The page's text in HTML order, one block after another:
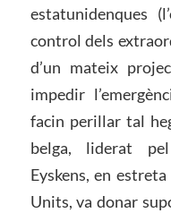
estatunidenques
control dels
d’un mateix
impedir
facin perillar tal
belga, liderat
Eyskens, en
Units, va donar